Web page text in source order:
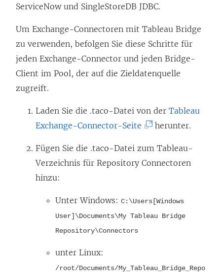
i
d
i
n
n
u
e
F
e
s
t
e
e
ServiceNow und SingleStoreDB JDBC.
Um Exchange-Connectoren mit Tableau Bridge
zu verwenden, befolgen Sie diese Schritte für
jeden Exchange-Connector und jeden Bridge-
Client im Pool, der auf die Zieldatenquelle
zugreift.
Laden Sie die .taco-Datei von der Tableau
Exchange-Connector-Seite
i
n
w
i
n
herunter.
Fügen Sie die .taco-Datei zum Tableau-
Verzeichnis für Repository Connectoren
hinzu:
Unter Windows: C:\Users[Windows
User]\Documents\My Tableau Bridge
Repository\Connectors
unter Linux:
/root/Documents/My_Tableau_Bridge_Repo